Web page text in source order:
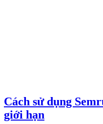
Cách sử dụng
giới hạn